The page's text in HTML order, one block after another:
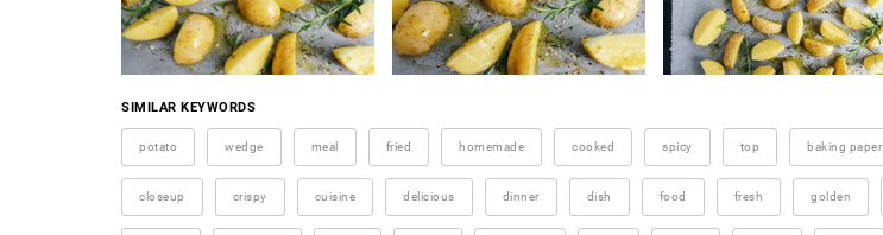
SIMILAR KEYWORDS
potato wedge meal fried homemade cooked spicy top baking paper
closeup crispy cuisine delicious dinner dish food fresh golden